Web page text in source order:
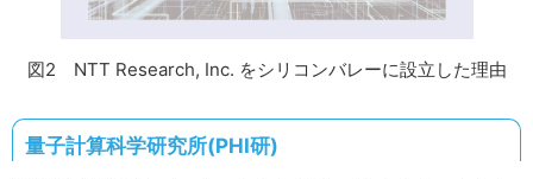
図2 NTT Research, Inc. をシリコンバレーに設立した理由
量子計算科学研究所(PHI研)